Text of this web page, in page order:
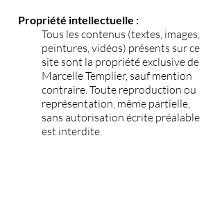
Propriété intellectuelle :
Tous les contenus (textes, images,
peintures, vidéos) présents sur ce
site sont la propriété exclusive de
Marcelle Templier, sauf mention
contraire. Toute reproduction ou
représentation, même partielle,
sans autorisation écrite préalable
est interdite.